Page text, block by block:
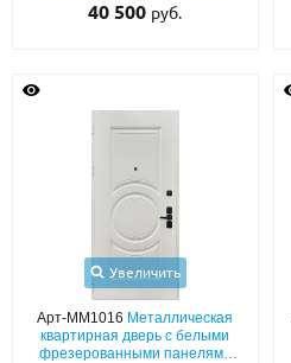
40 500 руб.
Увеличить
Арт-ММ1016 Металлическая
квартирная дверь с белыми
фрезерованными панелями